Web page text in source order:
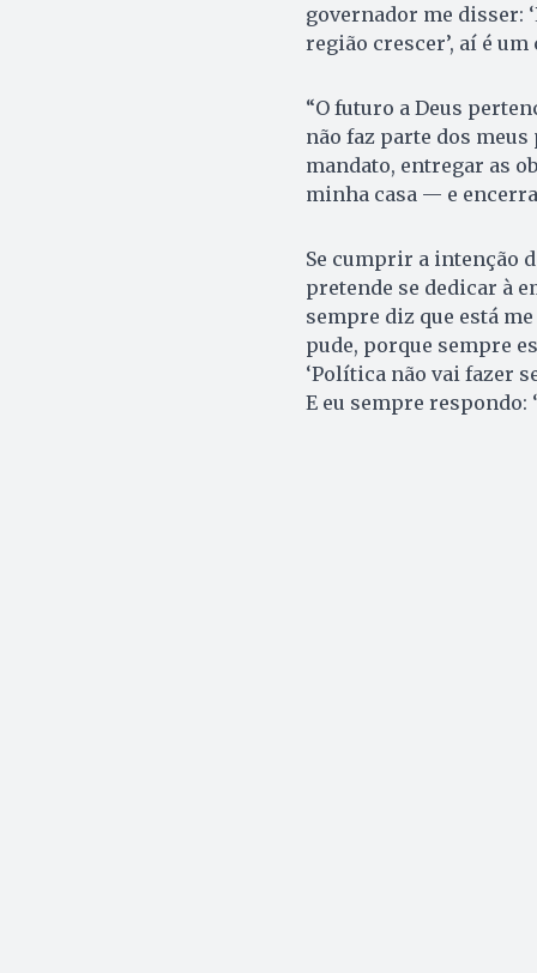
governador me disser:
região crescer’, aí é um
“O futuro a Deus
não faz parte dos
mandato, entregar as
minha casa — e
Se cumprir a intenção
pretende se dedicar à
sempre diz que está
pude, porque sempre
‘Política não vai fazer
E eu sempre respondo: